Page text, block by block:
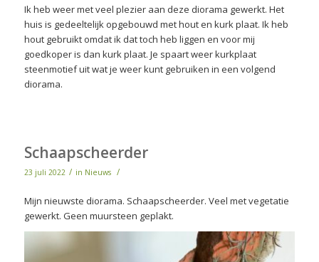
Ik heb weer met veel plezier aan deze diorama gewerkt. Het
huis is gedeeltelijk opgebouwd met hout en kurk plaat. Ik heb
hout gebruikt omdat ik dat toch heb liggen en voor mij
goedkoper is dan kurk plaat. Je spaart weer kurkplaat
steenmotief uit wat je weer kunt gebruiken in een volgend
diorama.
Schaapscheerder
23 juli 2022 / in Nieuws /
Mijn nieuwste diorama. Schaapscheerder. Veel met vegetatie
gewerkt. Geen muursteen geplakt.